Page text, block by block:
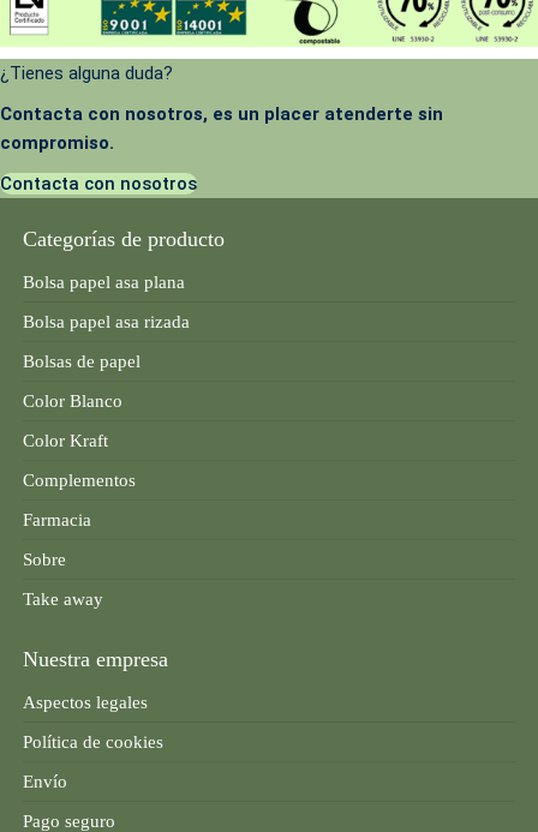
¿Tienes alguna duda?
Contacta con nosotros, es un placer atenderte sin
compromiso.
Contacta con nosotros
Categorías de producto
Bolsa papel asa plana
Bolsa papel asa rizada
Bolsas de papel
Color Blanco
Color Kraft
Complementos
Farmacia
Sobre
Take away
Nuestra empresa
Aspectos legales
Política de cookies
Envío
Pago seguro